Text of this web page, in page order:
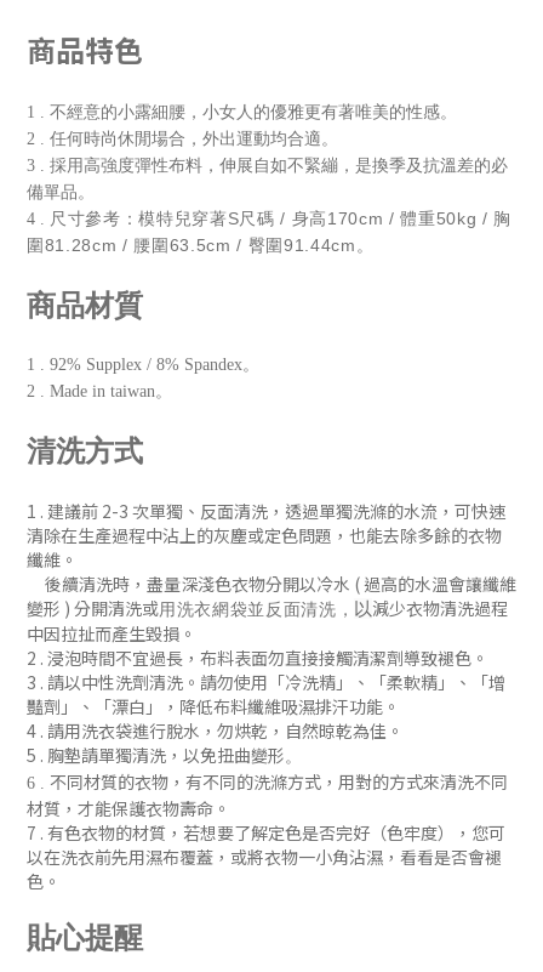
商品特色
1 . 不經意的小露細腰，小女人的優雅更有著唯美的性感。
2 . 任何時尚休閒場合，外出運動均合適。
3 . 採用高強度彈性布料，伸展自如不緊繃，是換季及抗溫差的必
備單品。
4 . 尺寸參考：模特兒穿著S尺碼 / 身高170cm / 體重50kg / 胸
圍81.28cm / 腰圍63.5cm / 臀圍91.44cm。
商品材質
1 . 92% Supplex / 8% Spandex。
2 . Made in taiwan。
清洗方式
1 . 建議前 2-3 次單獨、反面清洗 ， 透過單獨洗滌的水流，可快速
清除在生產過程中沾上的灰塵或定色問題 ， 也能去除多餘的衣物
纖維。
後續清洗時 ，盡量深淺色衣物分開以冷水 ( 過高的水溫會讓纖維
變形 ) 分開清洗或用洗衣網袋並 反面清洗 ， 以減少衣物清洗過程
中因拉扯而產生毀損。
2 . 浸泡時間不宜過長，布料表面勿直接接觸清潔劑導致褪色。
3 . 請以中性洗劑清洗。請勿使用「冷洗精」、「柔軟精」
、「增
豔劑」
、「漂白」，降低布料纖維吸濕排汗功能 。
4 . 請用洗衣袋進行脫水，勿烘乾，自然晾乾為佳。
5 . 胸墊請單獨清洗，以免扭曲變形。
6 . 不同材質的衣物，有不同的洗滌方式，用對的方式來清洗不同
材質，才能保護衣物壽命。
7 . 有色衣物的材質，若想要了解定色是否完好（色牢度），您可
以在洗衣前先用濕布覆蓋，或將衣物一小角沾濕，看看是否會褪
色 。
貼心提醒